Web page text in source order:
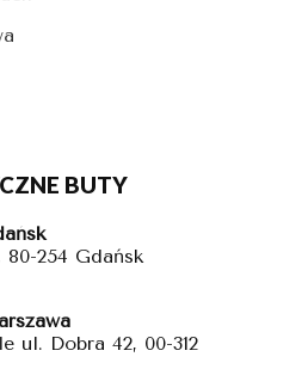
BUTY
80-254 Gdańsk
ul. Dobra 42, 00-312